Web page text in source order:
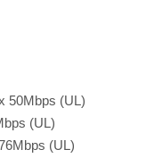
50Mbps (UL)
(UL)
(UL)